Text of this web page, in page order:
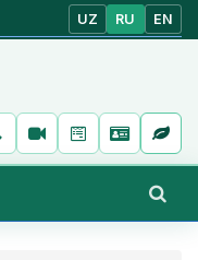
UZ RU EN